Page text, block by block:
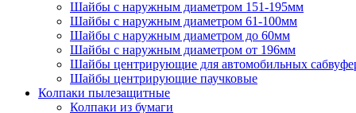
Шайбы с наружным диаметром 151-195мм
Шайбы с наружным диаметром 61-100мм
Шайбы с наружным диаметром до 60мм
Шайбы с наружным диаметром от 196мм
Шайбы центрирующие для автомобильных
Шайбы центрирующие паучковые
Колпаки пылезащитные
Колпаки из бумаги